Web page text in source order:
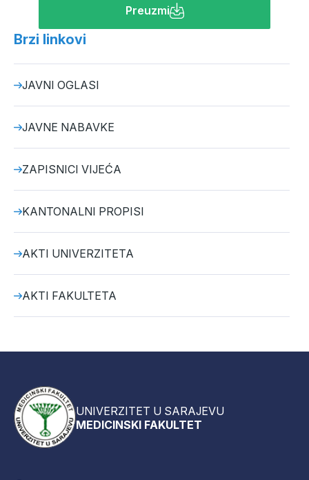
Preuzmi
Brzi linkovi
JAVNI OGLASI
JAVNE NABAVKE
ZAPISNICI VIJEĆA
KANTONALNI PROPISI
AKTI UNIVERZITETA
AKTI FAKULTETA
UNIVERZITET U SARAJEVU
MEDICINSKI FAKULTET